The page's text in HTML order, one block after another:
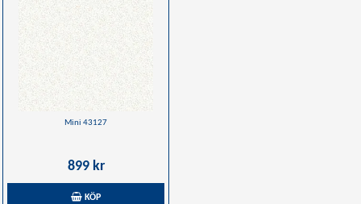
Mini 43127
899 kr
KÖP